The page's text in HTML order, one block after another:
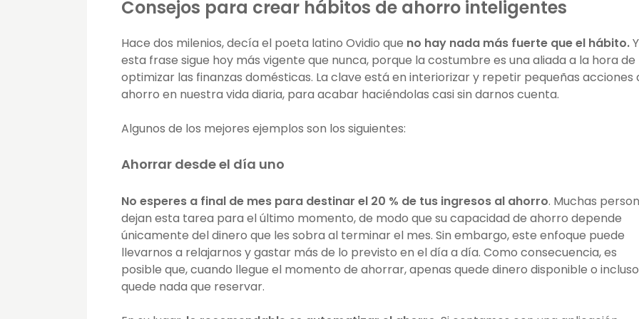
Consejos para crear hábitos de ahorro inteligentes
Hace dos milenios, decía el poeta latino Ovidio que no hay nada más fuerte que el hábito.Y
esta frase sigue hoy más vigente que nunca, porque la costumbre es una aliada a la hora de
optimizar las finanzas domésticas. La clave está en interiorizar y repetir pequeñas acciones
ahorro en nuestra vida diaria, para acabar haciéndolas casi sin darnos cuenta.
Algunos de los mejores ejemplos son los siguientes:
Ahorrar desde el día uno
No esperes a final de mes para destinar el 20 % de tus ingresos al ahorro. Muchas
dejan esta tarea para el último momento, de modo que su capacidad de ahorro depende
únicamente del dinero que les sobra al terminar el mes. Sin embargo, este enfoque puede
llevarnos a relajarnos y gastar más de lo previsto en el día a día. Como consecuencia, es
posible que, cuando llegue el momento de ahorrar, apenas quede dinero disponible o
quede nada que reservar.